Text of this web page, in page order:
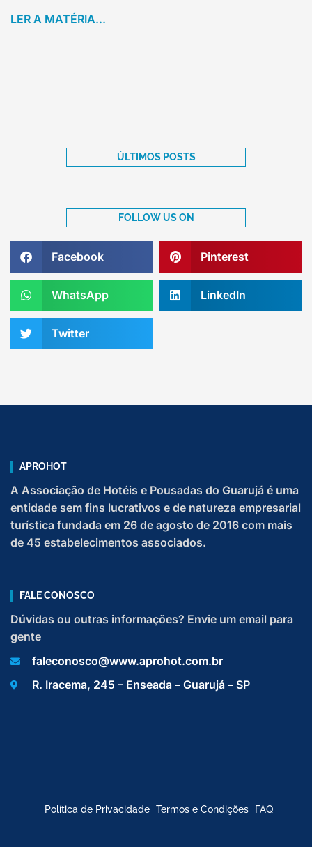
LER A MATÉRIA...
ÚLTIMOS POSTS
FOLLOW US ON
Facebook Pinterest
WhatsApp LinkedIn
Twitter
APROHOT
A Associação de Hotéis e Pousadas do Guarujá é uma
entidade sem fins lucrativos e de natureza empresarial
turística fundada em 26 de agosto de 2016 com mais
de 45 estabelecimentos associados.
FALE CONOSCO
Dúvidas ou outras informações? Envie um email para
gente
faleconosco@www.aprohot.com.br
R. Iracema, 245 – Enseada – Guarujá – SP
Política de Privacidade Termos e Condições FAQ